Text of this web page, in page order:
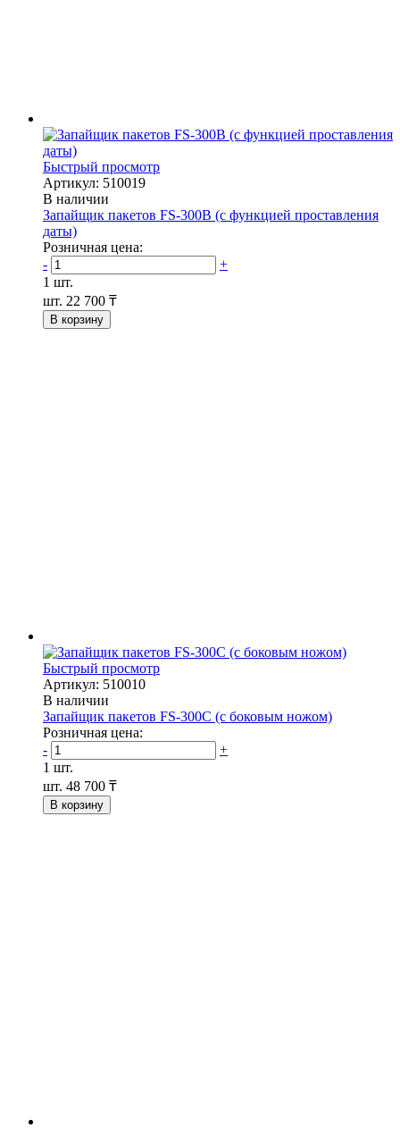
Быстрый просмотр
Артикул: 510019
В наличии
Запайщик пакетов FS-300B (с функцией проставления
даты)
Розничная цена:
-
+
1 шт.
шт. 22 700 ₸
В корзину
Быстрый просмотр
Артикул: 510010
В наличии
Запайщик пакетов FS-300С (с боковым ножом)
Розничная цена:
-
+
1 шт.
шт. 48 700 ₸
В корзину